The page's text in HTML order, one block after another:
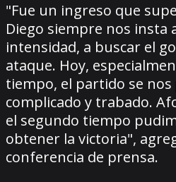
"Fue un ingreso que
Diego siempre nos insta
intensidad, a buscar el
ataque. Hoy,
tiempo, el partido se
complicado y trabado.
el segundo tiempo
obtener la victoria",
conferencia de prensa.